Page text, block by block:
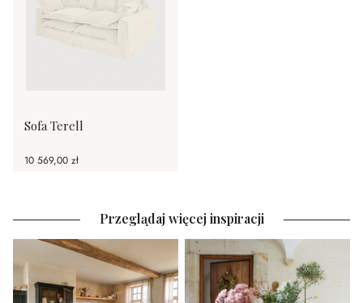
Sofa Terell
10 569,00 zł
Przeglądaj więcej inspiracji